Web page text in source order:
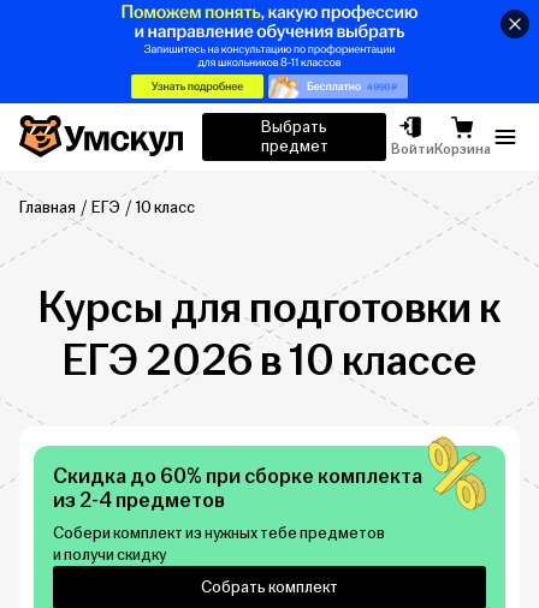
Умскул
Выбрать
предмет
ВойтиКорзина
Главная ЕГЭ 10 класс
Курсы для подготовки к
ЕГЭ 2026 в 10 классе
Скидка до 60% при сборке комплекта
из 2-4 предметов
Собери комплект из нужных тебе предметов
и получи скидку
Собрать комплект